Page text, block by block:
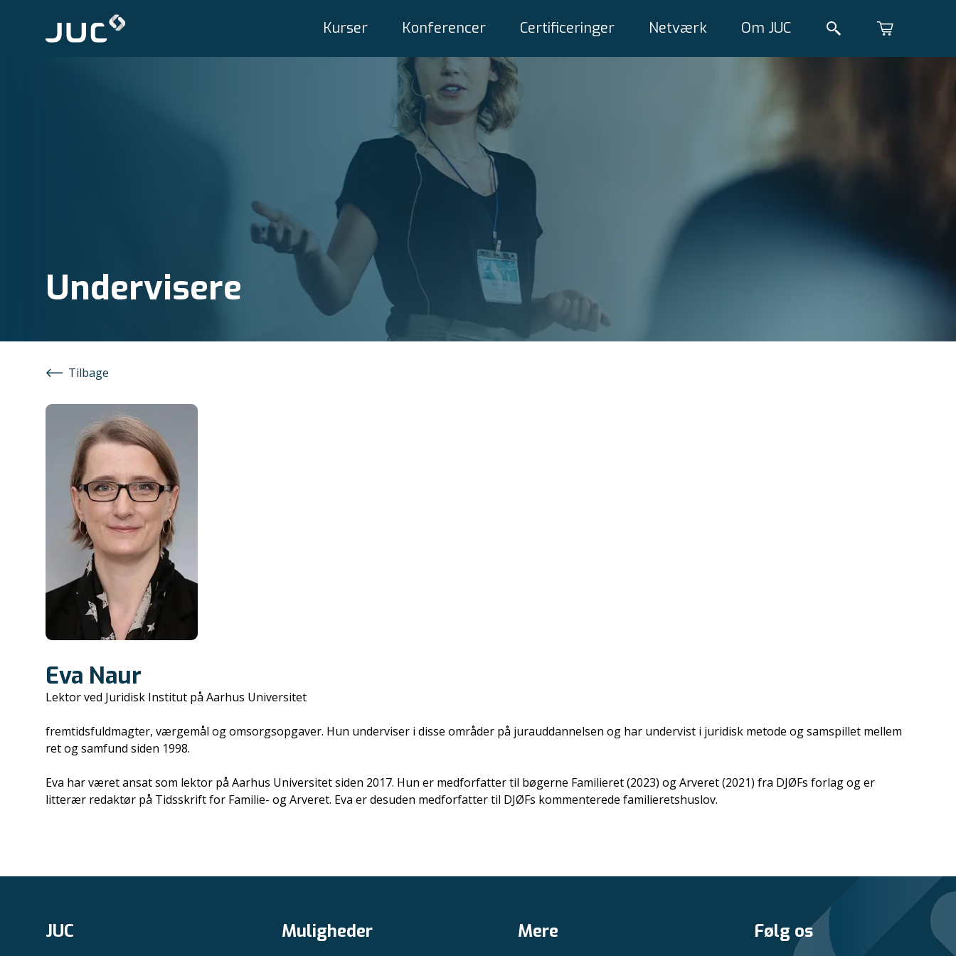
Kurser Konferencer Certificeringer Netværk Om JUC
Undervisere
Tilbage
Eva Naur
Lektor ved Juridisk Institut på Aarhus Universitet
fremtidsfuldmagter, værgemål og omsorgsopgaver. Hun underviser i disse områder på jurauddannelsen og har undervist i juridisk metode og samspillet mellem
ret og samfund siden 1998.
Eva har været ansat som lektor på Aarhus Universitet siden 2017. Hun er medforfatter til bøgerne Familieret (2023) og Arveret (2021) fra DJØFs forlag og er
litterær redaktør på Tidsskrift for Familie- og Arveret. Eva er desuden medforfatter til DJØFs kommenterede familieretshuslov.
JUC Muligheder Mere Følg os